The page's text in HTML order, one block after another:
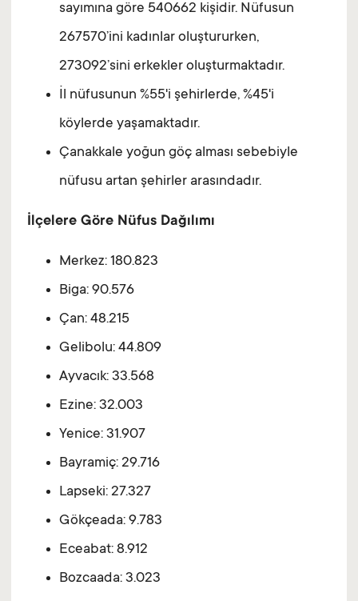
sayımına göre 540662 kişidir. Nüfusun
267570’ini kadınlar oluştururken,
273092’sini erkekler oluşturmaktadır.
İl nüfusunun %55'i şehirlerde, %45'i
köylerde yaşamaktadır.
Çanakkale yoğun göç alması sebebiyle
nüfusu artan şehirler arasındadır.
İlçelere Göre Nüfus Dağılımı
Merkez: 180.823
Biga: 90.576
Çan: 48.215
Gelibolu: 44.809
Ayvacık: 33.568
Ezine: 32.003
Yenice: 31.907
Bayramiç: 29.716
Lapseki: 27.327
Gökçeada: 9.783
Eceabat: 8.912
Bozcaada: 3.023